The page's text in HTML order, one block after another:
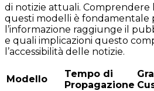
di notizie attuali. Comprendere
questi modelli è fondamentale
l’informazione raggiunge il
e quali implicazioni questo
l’accessibilità delle notizie.
Modello
Tempo di
Propagazione